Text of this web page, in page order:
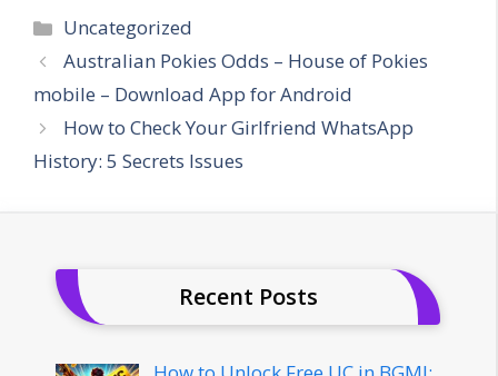
Categories
Uncategorized
Australian Pokies Odds – House of Pokies
mobile – Download App for Android
How to Check Your Girlfriend WhatsApp
History: 5 Secrets Issues
Recent Posts